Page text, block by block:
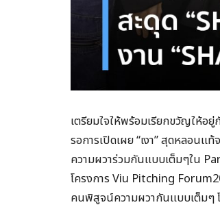
เตรียมใจให้พร้อมเรียกขวัญให้อ
รอการเปิดเผย “เงา” สุดหลอน
ความผวาร่วมกันแบบเต็มๆใน
โครงการ Viu Pitching
คนพิสูจน์ความผวากันแบบเต็มๆ